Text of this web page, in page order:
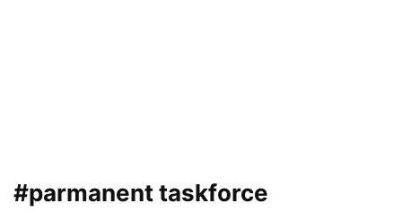
#parmanent taskforce